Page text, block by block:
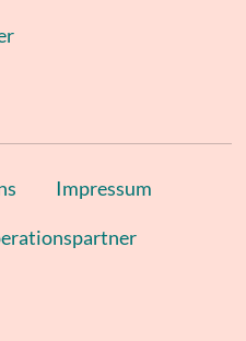
Impressum